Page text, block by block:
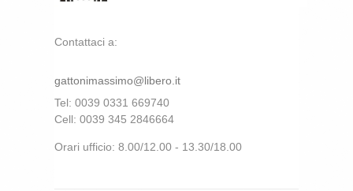
Contattaci a:
gattonimassimo@libero.it
Tel: 0039 0331 669740
Cell: 0039 345 2846664
Orari ufficio: 8.00/12.00 - 13.30/18.00